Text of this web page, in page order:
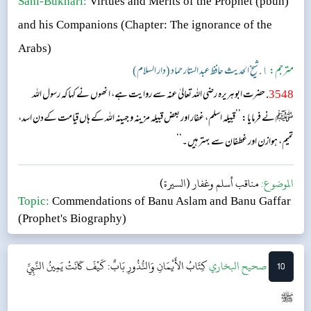
and his Companions (Chapter: The ignorance of the
Arabs)
مترجم: ١. شیخ الحدیث حافظ عبد الستار حماد (دار السلام)
3548. حضرت ابوہریرہ رضی اللہ تعالیٰ عنہ سے روایت ہے، انھوں نے کہا کہ رسول اللہ
ﷺ نے فرمایا: ’’قبیلہ اسلم، غفار اور بعض قبیلہ مزینہ و جہینہ اللہ کے ہاں قیامت کےدن اسد،
تمیم، ہوازن اور غطفان سے بہتر ہیں۔‘‘
الموضوع:مناقب أسلم وغفار (السيرة)
Topic: Commendations of Banu Aslam and Banu Gaffar
(Prophet's Biography)
10 ‌‌صحيح البخاريكِتَابُ الأَيْمَانِ وَالنُّذُورِبَابٌ: كَيْفَ كَانَتْ يَمِينُ النَّبِيِّ
ﷺ